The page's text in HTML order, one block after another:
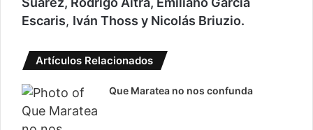
Escaris, Iván Thoss y Nicolás Briuzio.
Artículos Relacionados
Que Maratea no nos confunda